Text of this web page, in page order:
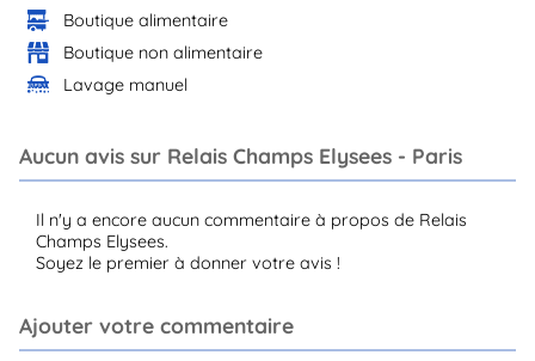
Boutique alimentaire
Boutique non alimentaire
Lavage manuel
Aucun avis sur Relais Champs Elysees - Paris
Il n'y a encore aucun commentaire à propos de Relais
Champs Elysees.
Soyez le premier à donner votre avis !
Ajouter votre commentaire